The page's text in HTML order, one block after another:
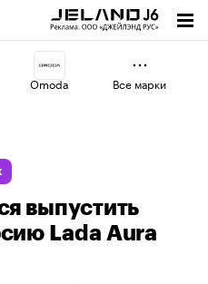
Omoda
Geely
Все марки
выпустить
Lada Aura